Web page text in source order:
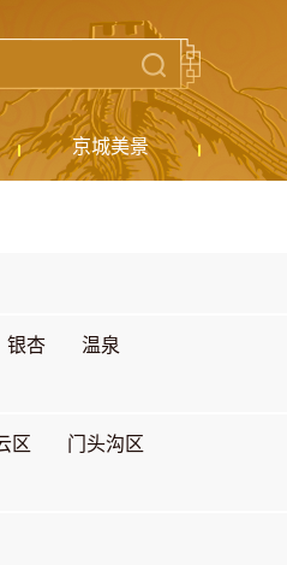
京城美景
银杏
温泉
区
门头沟区